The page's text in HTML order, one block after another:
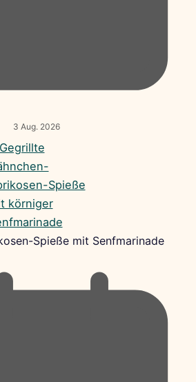
3 Aug. 2026
Spieße mit Senfmarinade